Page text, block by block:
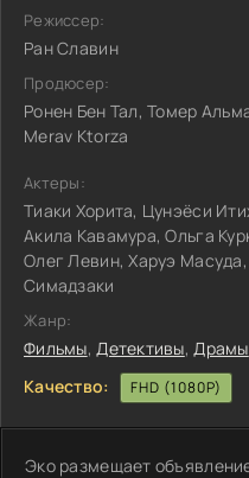
Режиссер:
Ран Славин
Продюсер:
Ронен Бен Тал, Томер
Merav Ktorza
Актеры:
Тиаки Хорита, Цунэёси
Акила Кавамура, Ольга
Олег Левин, Харуэ
Симадзаки
Жанр:
Фильмы,Детективы,Драмы
Качество:
FHD (1080P)
Эко размещает